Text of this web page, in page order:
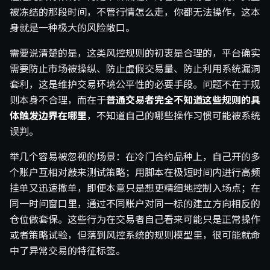
被冻结的那段时间，不管行情怎么走，你都无法操作，这本
身就是一种极大的风险敞口。
需要说清楚的是，这类风控规则的初衷是合理的，平台确实
需要防止市场被操纵、防止虚假交易量、防止利用系统漏洞
套利，这是维护交易环境公平性的必要手段。问题不在于规
则本身不合理，而在于普通交易者完全不知道这些规则的具
体触发边界在哪里，不知道自己的哪些操作习惯可能被系统
误判。
举几个容易被忽视的场景：在冷门合约品种上，自己开的多
个账户互相对敲来测试策略；用脚本在极短时间内进行高频
挂单又迅速撤单，即便本意只是想更精细地控制入场点；在
同一时间窗口里，通过不同账户对同一标的建立方向相反的
仓位做套保。这些行为在交易者自己看来可能只是正常操作
或者策略试验，但落到风控系统的规则模型里，很可能就命
中了异常交易的特征标签。